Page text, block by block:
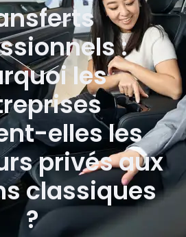
:
les
elles les
privés aux
classiques
?